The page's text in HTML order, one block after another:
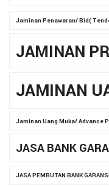
Jaminan Penawaran/ Bid(
JAMINAN
JAMINAN
Jaminan Uang Muka/ Advance
JASA BANK
JASA PEMBUTAN BANK GARANSI